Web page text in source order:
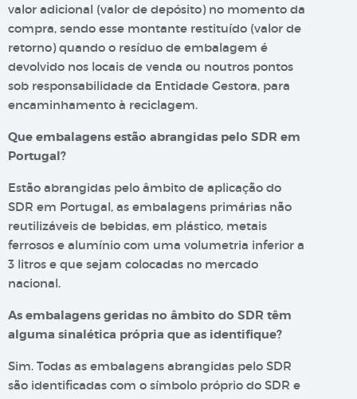
valor adicional (valor de depósito) no momento da
compra, sendo esse montante restituído (valor de
retorno) quando o resíduo de embalagem é
devolvido nos locais de venda ou noutros pontos
sob responsabilidade da Entidade Gestora, para
encaminhamento à reciclagem.
Que embalagens estão abrangidas pelo SDR em
Portugal?
Estão abrangidas pelo âmbito de aplicação do
SDR em Portugal, as embalagens primárias não
reutilizáveis de bebidas, em plástico, metais
ferrosos e alumínio com uma volumetria inferior a
3 litros e que sejam colocadas no mercado
nacional.
As embalagens geridas no âmbito do SDR têm
alguma sinalética própria que as identifique?
Sim. Todas as embalagens abrangidas pelo SDR
são identificadas com o símbolo próprio do SDR e